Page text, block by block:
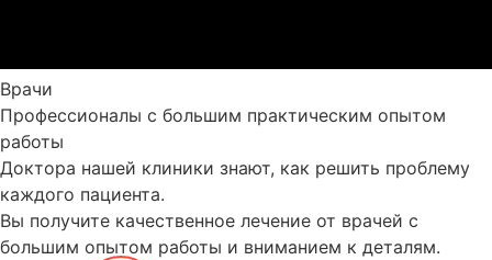
Врачи
Профессионалы с большим практическим опытом
работы
Доктора нашей клиники знают, как решить проблему
каждого пациента.
Вы получите качественное лечение от врачей с
большим опытом работы и вниманием к деталям.